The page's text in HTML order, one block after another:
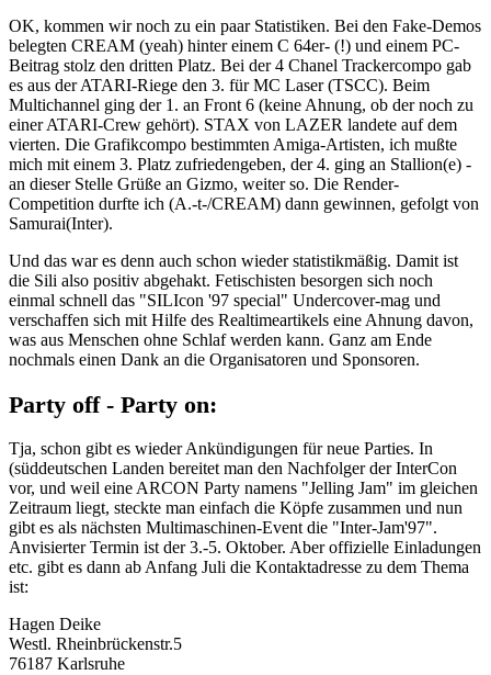
OK, kommen wir noch zu ein paar Statistiken. Bei den Fake-Demos
belegten CREAM (yeah) hinter einem C 64er- (!) und einem PC-
Beitrag stolz den dritten Platz. Bei der 4 Chanel Trackercompo gab
es aus der ATARI-Riege den 3. für MC Laser (TSCC). Beim
Multichannel ging der 1. an Front 6 (keine Ahnung, ob der noch zu
einer ATARI-Crew gehört). STAX von LAZER landete auf dem
vierten. Die Grafikcompo bestimmten Amiga-Artisten, ich mußte
mich mit einem 3. Platz zufriedengeben, der 4. ging an Stallion(e) -
an dieser Stelle Grüße an Gizmo, weiter so. Die Render-
Competition durfte ich (A.-t-/CREAM) dann gewinnen, gefolgt von
Samurai(Inter).
Und das war es denn auch schon wieder statistikmäßig. Damit ist
die Sili also positiv abgehakt. Fetischisten besorgen sich noch
einmal schnell das "SILIcon '97 special" Undercover-mag und
verschaffen sich mit Hilfe des Realtimeartikels eine Ahnung davon,
was aus Menschen ohne Schlaf werden kann. Ganz am Ende
nochmals einen Dank an die Organisatoren und Sponsoren.
Party off - Party on:
Tja, schon gibt es wieder Ankündigungen für neue Parties. In
(süddeutschen Landen bereitet man den Nachfolger der InterCon
vor, und weil eine ARCON Party namens "Jelling Jam" im gleichen
Zeitraum liegt, steckte man einfach die Köpfe zusammen und nun
gibt es als nächsten Multimaschinen-Event die "Inter-Jam'97".
Anvisierter Termin ist der 3.-5. Oktober. Aber offizielle Einladungen
etc. gibt es dann ab Anfang Juli die Kontaktadresse zu dem Thema
ist:
Hagen Deike
Westl. Rheinbrückenstr.5
76187 Karlsruhe